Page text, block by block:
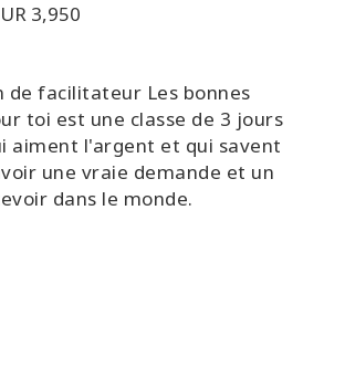
3,950
de facilitateur Les bonnes
toi est une classe de 3 jours
aiment l'argent et qui savent
une vraie demande et un
dans le monde.